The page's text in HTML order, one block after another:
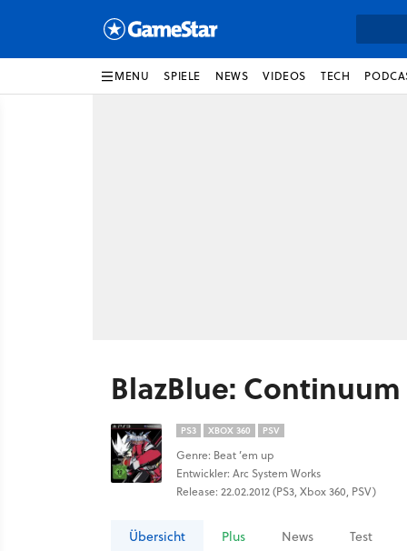
MENU SPIELE NEWS VIDEOS TECH
BlazBlue:
PS3 XBOX 360 PSV
Genre: Beat ’em up
Entwickler: Arc System Works
Release: 22.02.2012 (PS3, Xbox 360, PSV)
Übersicht Plus News Test